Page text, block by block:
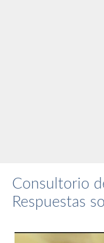
Consultorio
Respuestas